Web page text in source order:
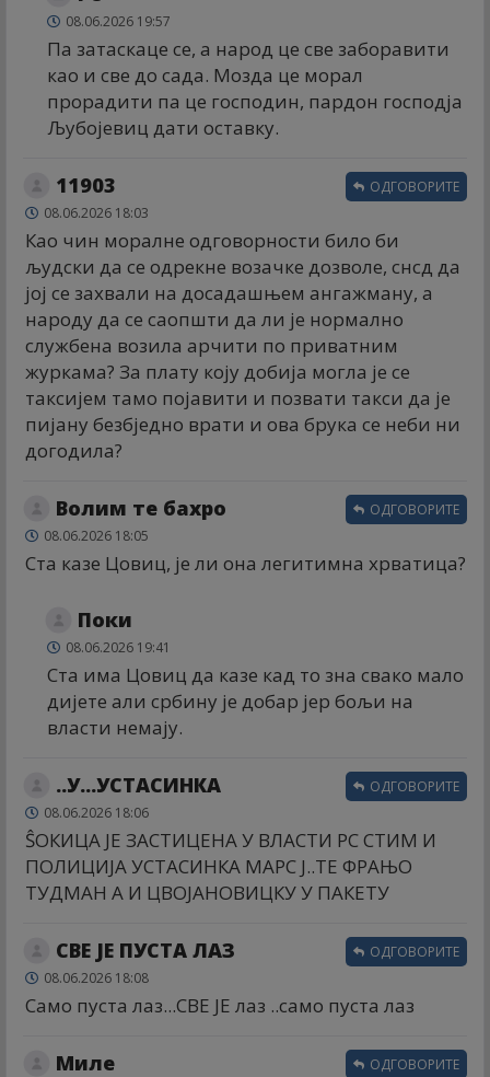
08.06.2026 19:57
Па затаскаце се, а народ це све заборавити
као и све до сада. Мозда це морал
прорадити па це господин, пардон господја
Љубојевиц дати оставку.
11903
08.06.2026 18:03
Као чин моралне одговорности било би
људски да се одрекне возачке дозволе, снсд да
јој се захвали на досадашњем ангажману, а
народу да се саопшти да ли је нормално
службена возила арчити по приватним
журкама? За плату коју добија могла је се
таксијем тамо појавити и позвати такси да је
пијану безбједно врати и ова брука се неби ни
догодила?
ОДГОВОРИТЕ
Волим те бахро
08.06.2026 18:05
Ста казе Цовиц, је ли она легитимна хрватица?
ОДГОВОРИТЕ
Поки
08.06.2026 19:41
Ста има Цовиц да казе кад то зна свако мало
дијете али србину је добар јер бољи на
власти немају.
..У...УСТАСИНКА
08.06.2026 18:06
ŜОКИЦА ЈЕ ЗАСТИЦЕНА У ВЛАСТИ РС СТИМ И
ПОЛИЦИЈА УСТАСИНКА МАРС Ј..ТЕ ФРАЊО
ТУДМАН А И ЦВОЈАНОВИЦКУ У ПАКЕТУ
ОДГОВОРИТЕ
СВЕ ЈЕ ПУСТА ЛАЗ
08.06.2026 18:08
Само пуста лаз...СВЕ ЈЕ лаз ..само пуста лаз
ОДГОВОРИТЕ
Миле ОДГОВОРИТЕ